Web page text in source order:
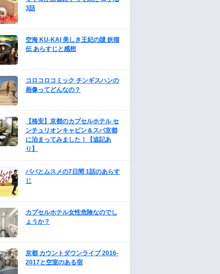
3話
空海 KU-KAI 美しき王妃の謎 妖猫
伝 あらすじと感想
コロコロコミック チンギスハンの
画像ってどんなの？
【格安】京都のカプセルホテル セ
ンチュリオンキャビン＆スパ京都
に泊まってみました！【追記あ
り】
パパとムスメの7日間 1話のあらす
じ
カプセルホテル女性危険なのでし
ょうか？
京都 カウントダウンライブ 2016-
2017と空室のある宿